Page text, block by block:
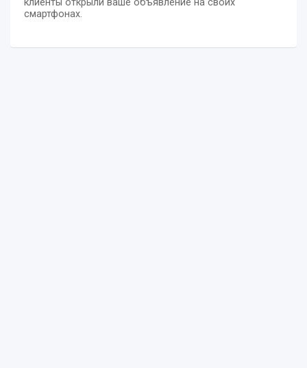
клиенты открыли ваше объявление на своих
смартфонах.